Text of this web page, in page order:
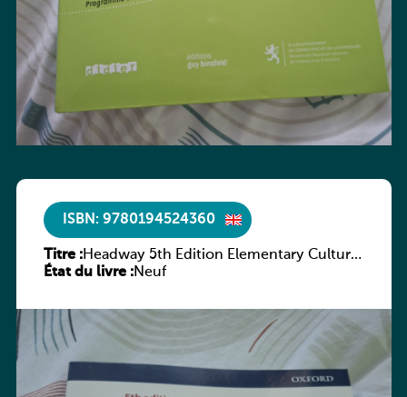
ISBN: 9780194524360
Titre :Headway 5th Edition Elementary Culture
and Literature Companion
État du livre :Neuf